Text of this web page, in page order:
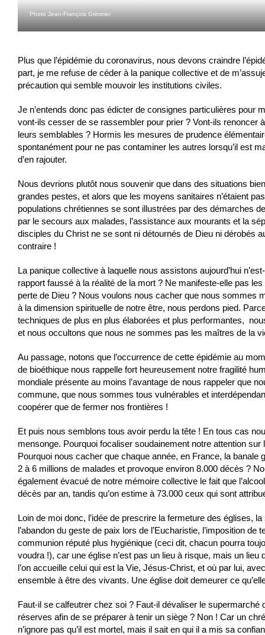
Photo Jean-François Grimmer
Plus que l’épidémie du coronavirus, nous devons craindre
part, je me refuse de céder à la panique collective et de
précaution qui semble mouvoir les institutions civiles.
Je n’entends donc pas édicter de consignes particulières pour
vont-ils cesser de se rassembler pour prier ? Vont-ils renoncer
leurs semblables ? Hormis les mesures de prudence
spontanément pour ne pas contaminer les autres lorsqu’il est
d’en rajouter.
Nous devrions plutôt nous souvenir que dans des situations
grandes pestes, et alors que les moyens sanitaires n’étaient pas
populations chrétiennes se sont illustrées par des démarches
par le secours aux malades, l’assistance aux mourants et la
disciples du Christ ne se sont ni détournés de Dieu ni dérobés
contraire !
La panique collective à laquelle nous assistons aujourd’hui
rapport faussé à la réalité de la mort ? Ne manifeste-elle pas
perte de Dieu ? Nous voulons nous cacher que nous sommes
à la dimension spirituelle de notre être, nous perdons pied.
techniques de plus en plus élaborées et plus performantes,
et nous occultons que nous ne sommes pas les maîtres de la
Au passage, notons que l’occurrence de cette épidémie au
de bioéthique nous rappelle fort heureusement notre fragilité
mondiale présente au moins l’avantage de nous rappeler que
commune, que nous sommes tous vulnérables et
coopérer que de fermer nos frontières !
Et puis nous semblons tous avoir perdu la tête ! En tous cas
mensonge. Pourquoi focaliser soudainement notre attention sur
Pourquoi nous cacher que chaque année, en France, la banale
2 à 6 millions de malades et provoque environ 8.000 décès ?
également évacué de notre mémoire collective le fait que
décès par an, tandis qu’on estime à 73.000 ceux qui sont
Loin de moi donc, l’idée de prescrire la fermeture des églises,
l’abandon du geste de paix lors de l’Eucharistie, l’imposition de
communion réputé plus hygiénique (ceci dit, chacun pourra
voudra !), car une église n’est pas un lieu à risque, mais un lieu
l’on accueille celui qui est la Vie, Jésus-Christ, et où par lui,
ensemble à être des vivants. Une église doit demeurer ce
Faut-il se calfeutrer chez soi ? Faut-il dévaliser le supermarché
réserves afin de se préparer à tenir un siège ? Non ! Car un
n’ignore pas qu’il est mortel, mais il sait en qui il a mis sa